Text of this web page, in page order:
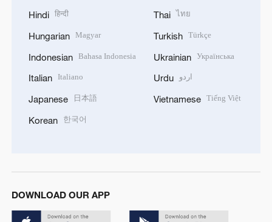
Hindi हिन्दी
Hungarian Magyar
Indonesian Bahasa Indonesia
Italian Italiano
Japanese 日本語
Korean 한국어
Thai ไทย
Turkish Türkçe
Ukrainian Українська
Urdu اردو
Vietnamese Tiếng Việt
DOWNLOAD OUR APP